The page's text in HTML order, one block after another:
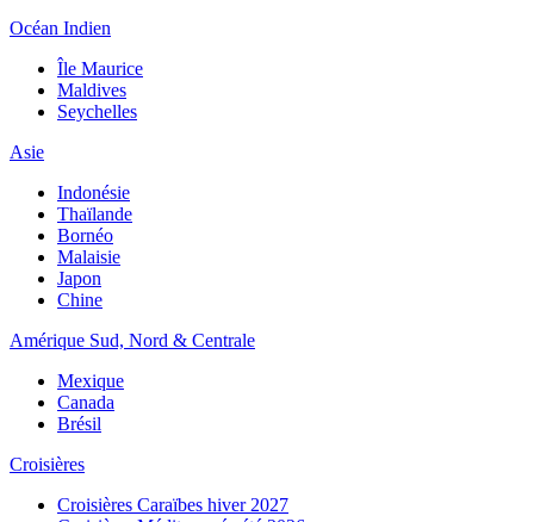
Océan Indien
Île Maurice
Maldives
Seychelles
Asie
Indonésie
Thaïlande
Bornéo
Malaisie
Japon
Chine
Amérique Sud, Nord & Centrale
Mexique
Canada
Brésil
Croisières
Croisières Caraïbes hiver 2027